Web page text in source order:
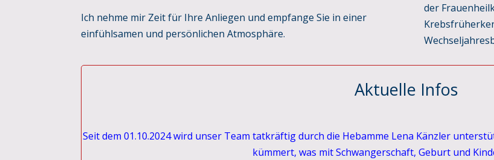
Ich nehme mir Zeit für Ihre Anliegen und empfange Sie in einer
einfühlsamen und persönlichen Atmosphäre.
der
Aktuelle Infos
Seit dem 01.10.2024 wird unser Team tatkräftig durch die Hebamme Lena Känzler
kümmert, was mit Schwangerschaft, Geburt und